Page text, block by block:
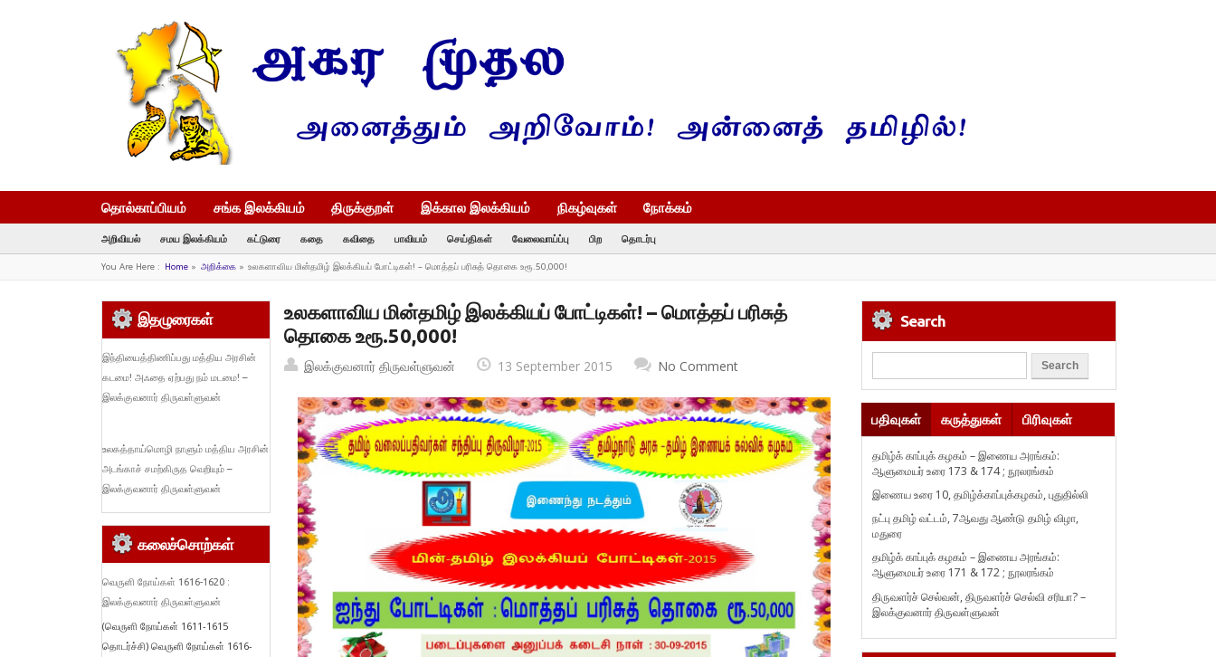
தொல்காப்பியம் சங்க இலக்கியம் திருக்குறள் இக்கால இலக்கியம் நிகழ்வுகள் நோக்கம்
அறிவியல் சமய இலக்கியம் கட்டுரை கதை கவிதை பாவியம் செய்திகள் வேலைவாய்ப்பு பிற தொடர்பு
You Are Here : Home» அறிக்கை» உலகளாவிய மின்தமிழ் இலக்கியப் போட்டிகள்! – மொத்தப் பரிசுத் தொகை உரூ.50,000!
உலகளாவிய மின்தமிழ் இலக்கியப் போட்டிகள்! – மொத்தப் பரிசுத்
தொகை உரூ.50,000!
இலக்குவனார் திருவள்ளுவன் 13 September 2015 No Comment
இதழுரைகள்
இந்தியைத்திணிப்பது மத்திய அரசின்
கடமை! அஃதை ஏற்பது நம் மடமை! –
இலக்குவனார் திருவள்ளுவன்
உலகத்தாய்மொழி நாளும் மத்திய அரசின்
அடங்காச் சமற்கிருத வெறியும் –
இலக்குவனார் திருவள்ளுவன்
கலைச்சொற்கள்
வெருளி நோய்கள் 1616-1620 :
இலக்குவனார் திருவள்ளுவன்
(வெருளி நோய்கள் 1611-1615
தொடர்ச்சி) வெருளி நோய்கள் 1616-
Search
பதிவுகள் கருத்துகள் பிரிவுகள்
தமிழ்க் காப்புக் கழகம் – இணைய அரங்கம்:
ஆளுமையர் உரை 173 & 174 ; நூலரங்கம்
இணைய உரை 10, தமிழ்க்காப்புக்கழகம், புதுதில்லி
நட்பு தமிழ் வட்டம், 7ஆவது ஆண்டு தமிழ் விழா,
மதுரை
தமிழ்க் காப்புக் கழகம் – இணைய அரங்கம்:
ஆளுமையர் உரை 171 & 172 ; நூலரங்கம்
திருவளர்ச் செல்வன், திருவளர்ச் செல்வி சரியா? –
இலக்குவனார் திருவள்ளுவன்